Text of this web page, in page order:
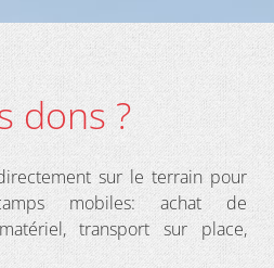
dons ?
sur le terrain pour
mobiles: achat de
transport sur place,